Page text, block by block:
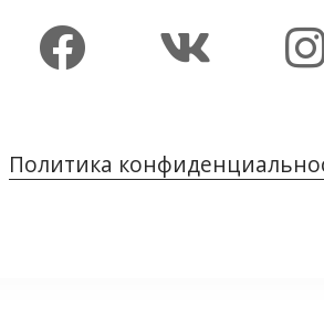
Политика